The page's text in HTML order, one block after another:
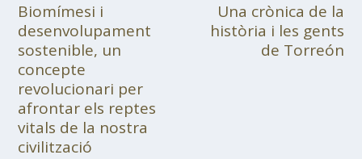
Biomímesi i
desenvolupament
sostenible, un
concepte
revolucionari per
afrontar els reptes
vitals de la nostra
civilització
Una crònica de la
història i les gents
de Torreón